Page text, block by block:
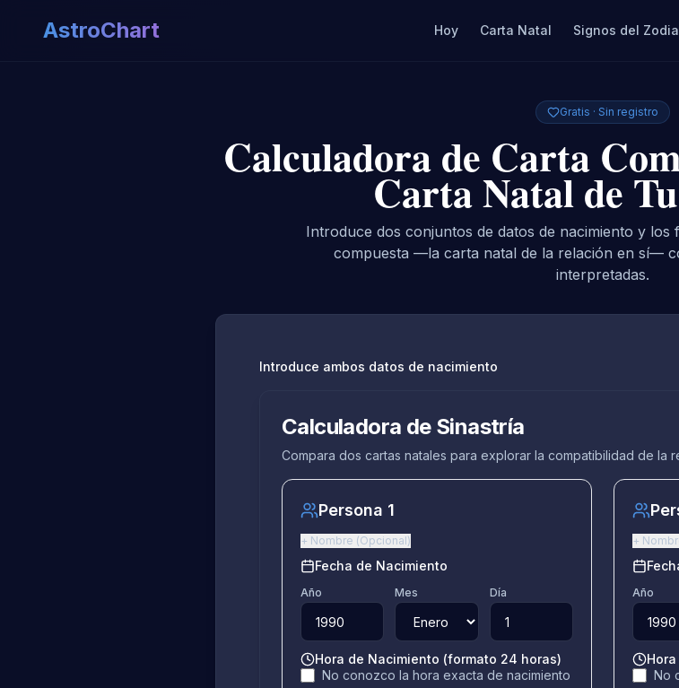
AstroChart Hoy Carta Natal Signos del
Gratis · Sin registro
Calculadora de Carta
Carta Natal de
Introduce dos conjuntos de datos de nacimiento y
compuesta —la carta natal de la relación en sí—
interpretadas.
Introduce ambos datos de nacimiento
Calculadora de Sinastría
Compara dos cartas natales para explorar la compatibilidad de la
Persona 1
+ Nombre (Opcional)
Fecha de Nacimiento
Año Mes Día
Hora de Nacimiento (formato 24 horas)
No conozco la hora exacta de nacimiento
+
Año
No